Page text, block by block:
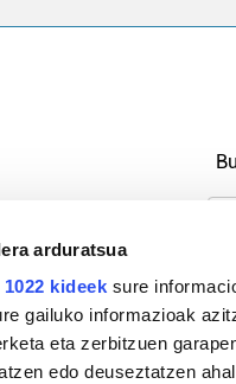
arduratsua
kideek sure
gailuko informazioak
eta zerbitzuen
edo deuseztatzen